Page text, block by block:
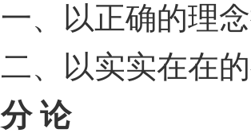
一、以正确的理
二、以实实在在
分 论